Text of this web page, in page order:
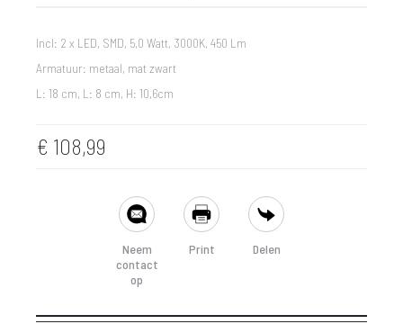
Incl: 2 x LED, SMD, 5,0 Watt, 3000K, 450 Lm
Armatuur: metaal, mat zwart
L: 18 cm, L: 8 cm, H: 10,6cm
€ 108,99
Neem
contact
op
Print Delen